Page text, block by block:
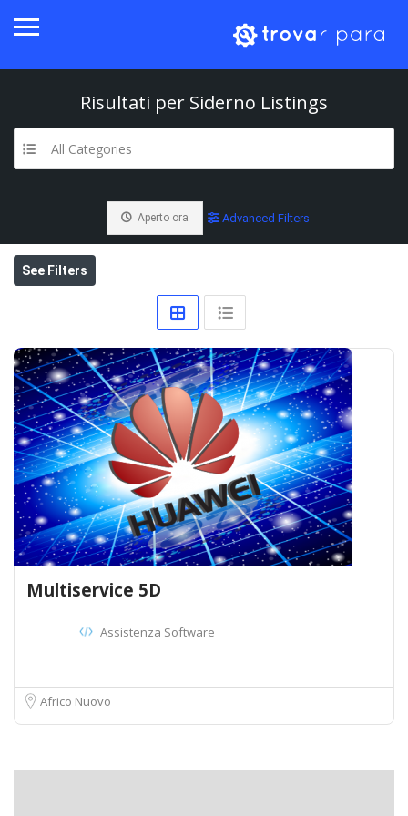
Risultati per Siderno Listings
All Categories
Aperto ora Advanced Filters
See Filters
Multiservice 5D
Assistenza Software
Africo Nuovo